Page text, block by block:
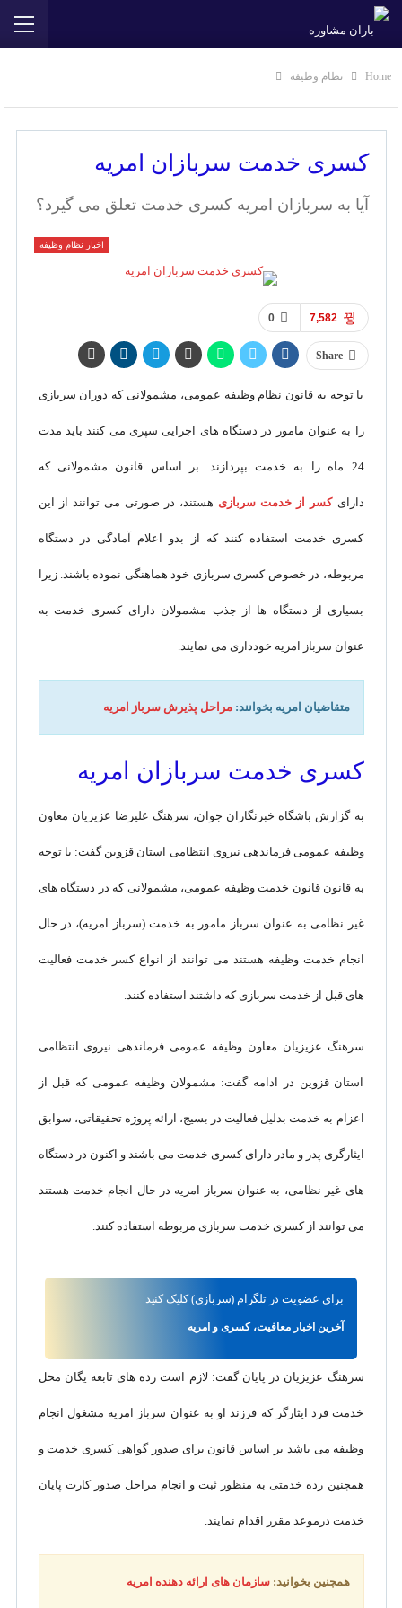
Home نظام وظیفه
کسری خدمت سربازان امریه
آیا به سربازان امریه کسری خدمت تعلق می گیرد؟
اخبار نظام وظیفه
0 7,582
Share
با توجه به قانون نظام وظیفه عمومی، مشمولانی که دوران سربازی
را به عنوان مامور در دستگاه های اجرایی سپری می کنند باید مدت
24 ماه را به خدمت بپردازند. بر اساس قانون مشمولانی که
دارایکسر از خدمت سربازی هستند، در صورتی می توانند از این
کسری خدمت استفاده کنند که از بدو اعلام آمادگی در دستگاه
مربوطه، در خصوص کسری سربازی خود هماهنگی نموده باشند. زیرا
بسیاری از دستگاه ها از جذب مشمولان دارای کسری خدمت به
عنوان سرباز امریه خودداری می نمایند.
متقاضیان امریه بخوانند:مراحل پذیرش سرباز امریه
کسری خدمت سربازان امریه
به گزارش باشگاه خبرنگاران جوان، سرهنگ علیرضا عزیزیان معاون
وظیفه عمومی فرماندهی نیروی انتظامی استان قزوین گفت: با توجه
به قانون قانون خدمت وظیفه عمومی، مشمولانی که در دستگاه های
غیر نظامی به عنوان سرباز مامور به خدمت (سرباز امریه)، در حال
انجام خدمت وظیفه هستند می توانند از انواع کسر خدمت فعالیت
های قبل از خدمت سربازی که داشتند استفاده کنند.
سرهنگ عزیزیان معاون وظیفه عمومی فرماندهی نیروی انتظامی
استان قزوین در ادامه گفت: مشمولان وظیفه عمومی که قبل از
اعزام به خدمت بدلیل فعالیت در بسیج، ارائه پروژه تحقیقاتی، سوابق
ایثارگری پدر و مادر دارای کسری خدمت می باشند و اکنون در دستگاه
های غیر نظامی، به عنوان سرباز امریه در حال انجام خدمت هستند
می توانند از کسری خدمت سربازی مربوطه استفاده کنند.
برای عضویت در تلگرام (سربازی) کلیک کنید
آخرین اخبار معافیت، کسری و امریه
سرهنگ عزیزیان در پایان گفت: لازم است رده های تابعه یگان محل
خدمت فرد ایثارگر که فرزند او به عنوان سرباز امریه مشغول انجام
وظیفه می باشد بر اساس قانون برای صدور گواهی کسری خدمت و
همچنین رده خدمتی به منظور ثبت و انجام مراحل صدور کارت پایان
خدمت درموعد مقرر اقدام نمایند.
همچنین بخوانید:سازمان های ارائه دهنده امریه